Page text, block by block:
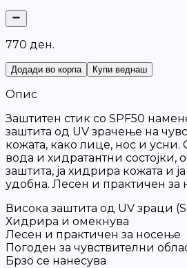
770 ден.
Додади во корпа Купи веднаш
Опис
Заштитен стик со SPF50
заштита од UV зрачење на
кожата, како лице, нос и усни.
вода и хидратантни состојки,
заштита, ја хидрира кожата и
удобна. Лесен и практичен за
Висока заштита од UV зраци
Хидрира и омекнува
Лесен и практичен за носење
Погоден за чувствителни
Брзо се нанесува